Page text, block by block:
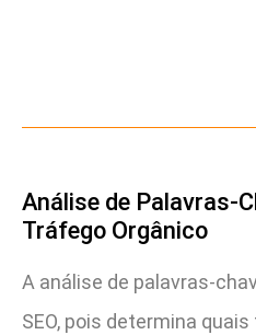
Análise de Palavras-
Tráfego Orgânico
A análise de palavras-
SEO, pois determina